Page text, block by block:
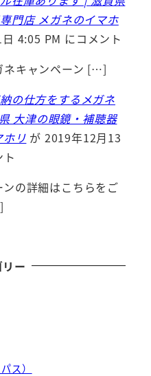
門店 メガネのイマホ
4:05 PM にコメント
キャンペーン […]
の仕方をするメガネ
大津の眼鏡・補聴器
ホリ が 2019年12月13
の詳細はこちらをご
ー
ス）